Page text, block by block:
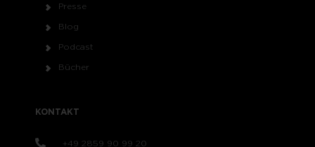
Presse
Blog
Podcast
Bücher
KONTAKT
+49 2859 90 99 20